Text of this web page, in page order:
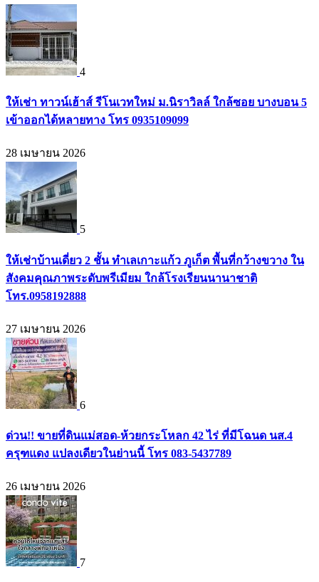
4
ให้เช่า ทาวน์เฮ้าส์ รีโนเวทใหม่ ม.นิราวิลล์ ใกล้ซอย บางบอน 5
เข้าออกได้หลายทาง โทร 0935109099
28 เมษายน 2026
5
ให้เช่าบ้านเดี่ยว 2 ชั้น ทำเลเกาะแก้ว ภูเก็ต พื้นที่กว้างขวาง ใน
สังคมคุณภาพระดับพรีเมียม ใกล้โรงเรียนนานาชาติ
โทร.0958192888
27 เมษายน 2026
6
ด่วน!! ขายที่ดินแม่สอด-ห้วยกระโหลก 42 ไร่ ที่มีโฉนด นส.4
ครุฑแดง แปลงเดียวในย่านนี้ โทร 083-5437789
26 เมษายน 2026
7